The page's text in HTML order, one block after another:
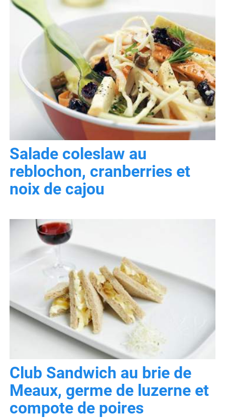
Salade coleslaw au
reblochon, cranberries et
noix de cajou
Club Sandwich au brie de
Meaux, germe de luzerne et
compote de poires